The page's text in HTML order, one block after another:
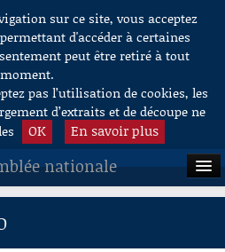
sur ce site, vous acceptez
d'accéder à certaines
peut être retiré à tout
moment.
pas l’utilisation de cookies, les
d’extraits et de découpe ne
OK En savoir plus
nationale